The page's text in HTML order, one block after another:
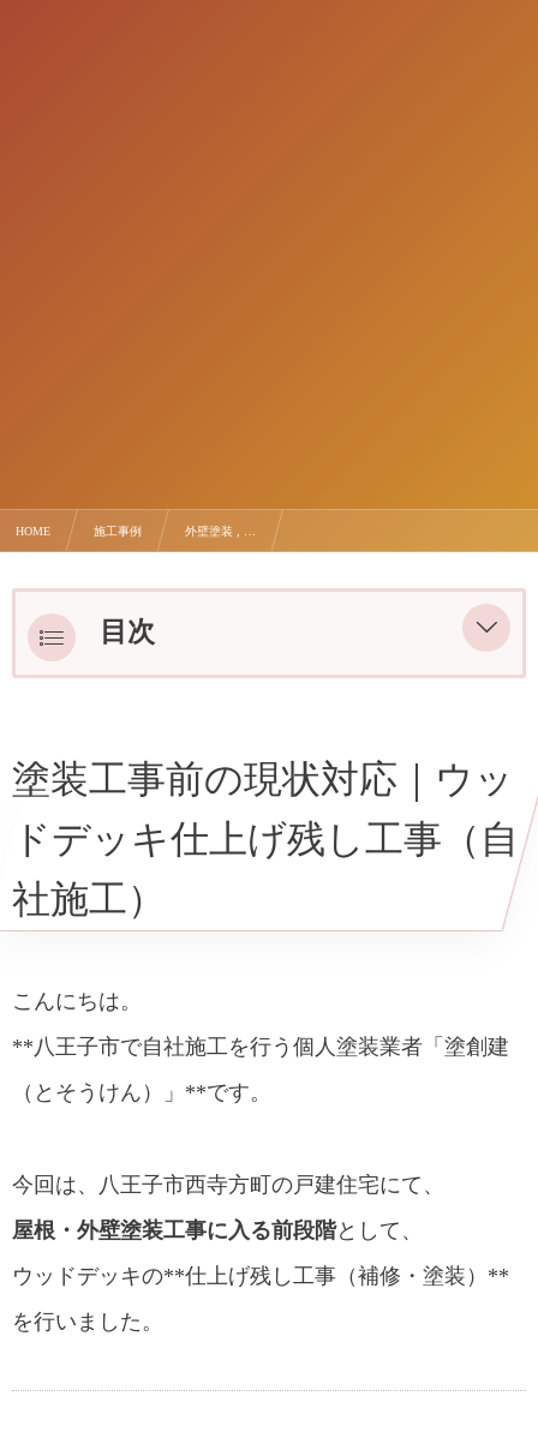
HOME 施工事例 外壁塗装 , …
目次
作業前｜植栽の移動からスタート
高圧洗浄｜木材の素地を確認
劣化状況の確認｜補修内容の変更
3回塗装後｜既存撤去と新規取付
動画で見る今回の作業内容
自社施工だからできる判断と対応
は塗創建へ
塗装工事前の現状対応｜ウッ
ドデッキ仕上げ残し工事（自
社施工）
こんにちは。
**八王子市で自社施工を行う個人塗装業者「塗創建
（とそうけん）」**です。
今回は、八王子市西寺方町の戸建住宅にて、
屋根・外壁塗装工事に入る前段階として、
ウッドデッキの**仕上げ残し工事（補修・塗装）**
を行いました。